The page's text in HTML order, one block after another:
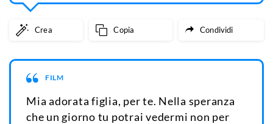
Crea Copia Condividi
FILM
Mia adorata figlia, per te. Nella speranza
che un giorno tu potrai vedermi non per